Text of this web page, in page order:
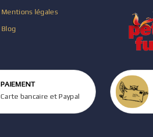
Mentions légales
Blog
PAIEMENT
Carte bancaire et Paypal